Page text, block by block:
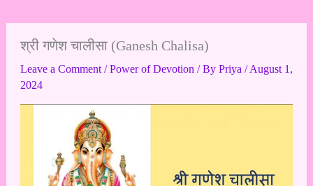
श्री गणेश चालीसा (Ganesh Chalisa)
Leave a Comment /Power of Devotion / By Priya /August 1,
2024